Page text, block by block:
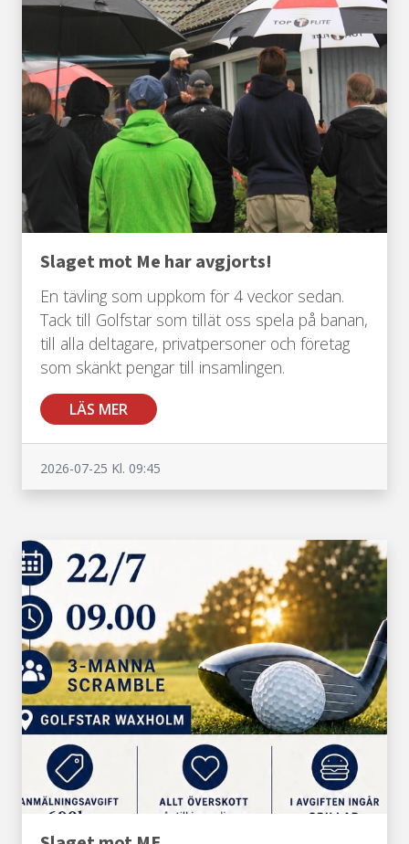
Slaget mot Me har avgjorts!
En tävling som uppkom för 4 veckor sedan.
Tack till Golfstar som tillät oss spela på banan,
till alla deltagare, privatpersoner och företag
som skänkt pengar till insamlingen.
LÄS MER
2026-07-25 Kl. 09:45